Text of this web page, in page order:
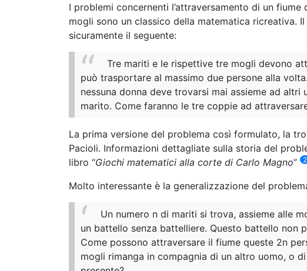
I problemi concernenti l’attraversamento di un
mogli sono un classico della matematica ricreativa.
sicuramente il seguente:
Tre mariti e le rispettive tre mogli devono
può trasportare al massimo due persone alla
nessuna donna deve trovarsi mai assieme ad
marito. Come faranno le tre coppie ad
La prima versione del problema così formulato, la
Pacioli. Informazioni dettagliate sulla storia del
libro “Giochi matematici alla corte di Carlo Magno” 2
Molto interessante è la generalizzazione del
Un numero n di mariti si trova, assieme alle
un battello senza battelliere. Questo battello non
Come possono attraversare il fiume queste 2n
mogli rimanga in compagnia di un altro uomo, o